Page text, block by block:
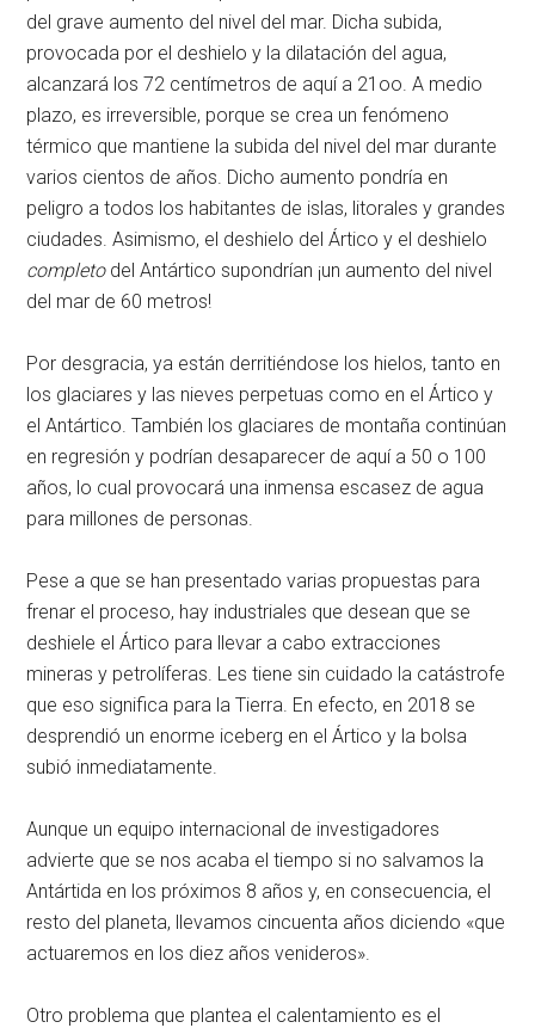
del grave aumento del nivel del mar. Dicha subida,
provocada por el deshielo y la dilatación del agua,
alcanzará los 72 centímetros de aquí a 21oo. A medio
plazo, es irreversible, porque se crea un fenómeno
térmico que mantiene la subida del nivel del mar durante
varios cientos de años. Dicho aumento pondría en
peligro a todos los habitantes de islas, litorales y grandes
ciudades. Asimismo, el deshielo del Ártico y el deshielo
completodel Antártico supondrían ¡un aumento del nivel
del mar de 60 metros!
Por desgracia, ya están derritiéndose los hielos, tanto en
los glaciares y las nieves perpetuas como en el Ártico y
el Antártico. También los glaciares de montaña continúan
en regresión y podrían desaparecer de aquí a 50 o 100
años, lo cual provocará una inmensa escasez de agua
para millones de personas.
Pese a que se han presentado varias propuestas para
frenar el proceso, hay industriales que desean que se
deshiele el Ártico para llevar a cabo extracciones
mineras y petrolíferas. Les tiene sin cuidado la catástrofe
que eso significa para la Tierra. En efecto, en 2018 se
desprendió un enorme iceberg en el Ártico y la bolsa
subió inmediatamente.
Aunque un equipo internacional de investigadores
advierte que se nos acaba el tiempo si no salvamos la
Antártida en los próximos 8 años y, en consecuencia, el
resto del planeta, llevamos cincuenta años diciendo «que
actuaremos en los diez años venideros».
Otro problema que plantea el calentamiento es el